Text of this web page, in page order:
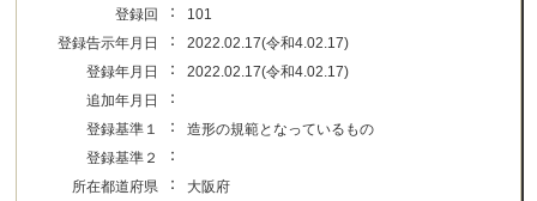
登録回
：
101
登録告示年月日
：
2022.02.17(令和4.02.17)
登録年月日
：
2022.02.17(令和4.02.17)
追加年月日
：
登録基準１ ：
造形の規範となっているもの
登録基準２
：
所在都道府県 ：
大阪府